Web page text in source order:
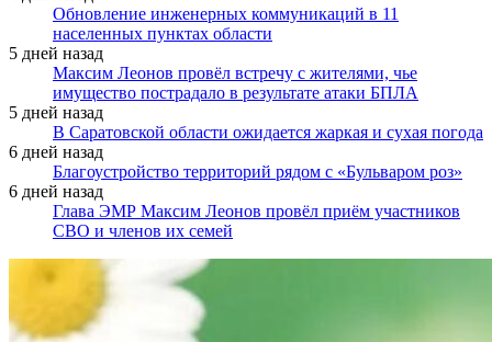
Обновление инженерных коммуникаций в 11
населенных пунктах области
5 дней назад
Максим Леонов провёл встречу с жителями, чье
имущество пострадало в результате атаки БПЛА
5 дней назад
В Саратовской области ожидается жаркая и сухая погода
6 дней назад
Благоустройство территорий рядом с «Бульваром роз»
6 дней назад
Глава ЭМР Максим Леонов провёл приём участников
СВО и членов их семей